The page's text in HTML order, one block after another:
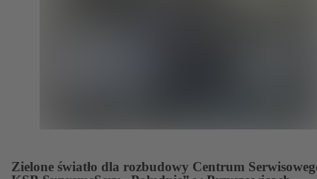
Zielone światło dla rozbudowy Centrum